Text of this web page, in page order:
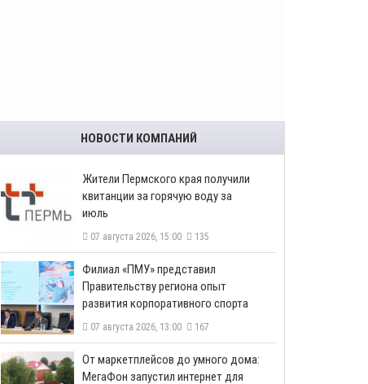
НОВОСТИ КОМПАНИЙ
​Жители Пермского края получили
квитанции за горячую воду за
июль
07 августа 2026, 15:00 135
​Филиал «ПМУ» представил
Правительству региона опыт
развития корпоративного спорта
07 августа 2026, 13:00 167
От маркетплейсов до умного дома:
МегаФон запустил интернет для